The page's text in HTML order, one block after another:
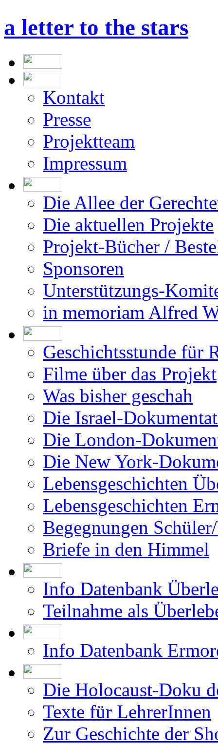
a letter to the stars
Kontakt
Projektteam
Impressum
Die Allee der
Die aktuellen Projekte
Projekt-Bücher /
Unterstützungs-
in memoriam Alfred
Geschichtsstunde für
Filme über das Projekt
Was bisher geschah
Die Israel-
Die London-
Die New York-
Lebensgeschichten
Begegnungen
Briefe in den Himmel
Info Datenbank
Teilnahme als
Info Datenbank